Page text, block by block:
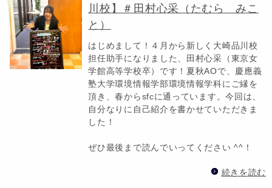
川校】＃田村心采（たむら みこ
と）
はじめまして！４月から新しく大崎品川校
担任助手になりました、田村心采（東京女
学館高等学校卒）です！夏秋AOで、慶應義
塾大学環境情報学部環境情報学科にご縁を
頂き、春からsfcに通っています。今回は、
自分なりに自己紹介を書かせていただきま
した！
ぜひ最後まで読んでいってください ^^！
続きを読む